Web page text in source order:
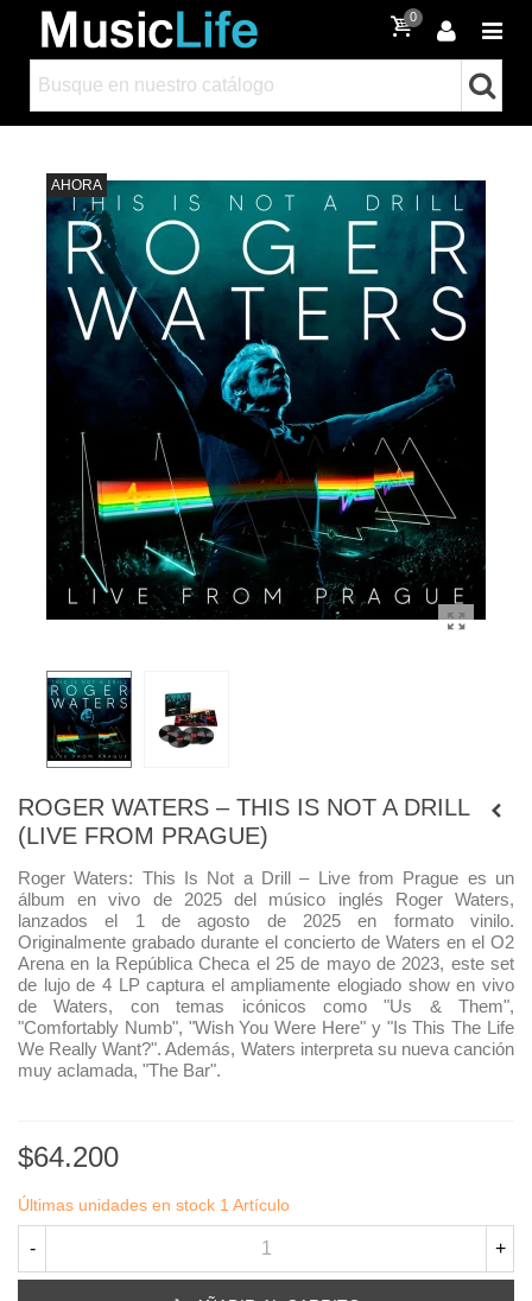
0
AHORA
ROGER WATERS – THIS IS NOT A DRILL
(LIVE FROM PRAGUE)
Roger Waters: This Is Not a Drill – Live from Prague es un
álbum en vivo de 2025 del músico inglés Roger Waters,
lanzados el 1 de agosto de 2025 en formato vinilo.
Originalmente grabado durante el concierto de Waters en el O2
Arena en la República Checa el 25 de mayo de 2023, este set
de lujo de 4 LP captura el ampliamente elogiado show en vivo
de Waters, con temas icónicos como "Us & Them",
"Comfortably Numb", "Wish You Were Here" y "Is This The Life
We Really Want?". Además, Waters interpreta su nueva canción
muy aclamada, "The Bar".
$64.200
Últimas unidades en stock 1 Artículo
- +